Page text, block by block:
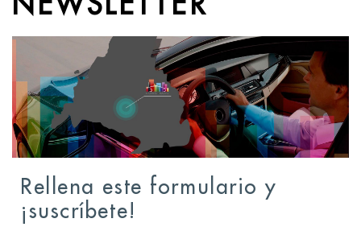
Rellena este formulario y
¡suscríbete!